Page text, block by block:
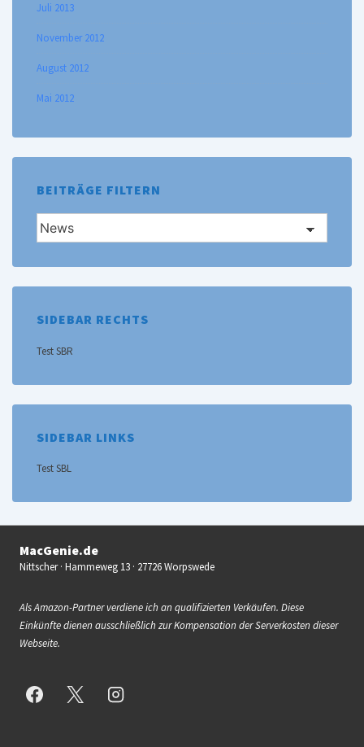
Juli 2013
November 2012
August 2012
Mai 2012
BEITRÄGE FILTERN
Beiträge
filtern
SIDEBAR RECHTS
Test SBR
SIDEBAR LINKS
Test SBL
MacGenie.de
Nittscher · Hammeweg 13 · 27726 Worpswede
Als Amazon-Partner verdiene ich an qualifizierten Verkäufen. Diese
Einkünfte dienen ausschließlich zur Kompensation der Serverkosten dieser
Webseite.